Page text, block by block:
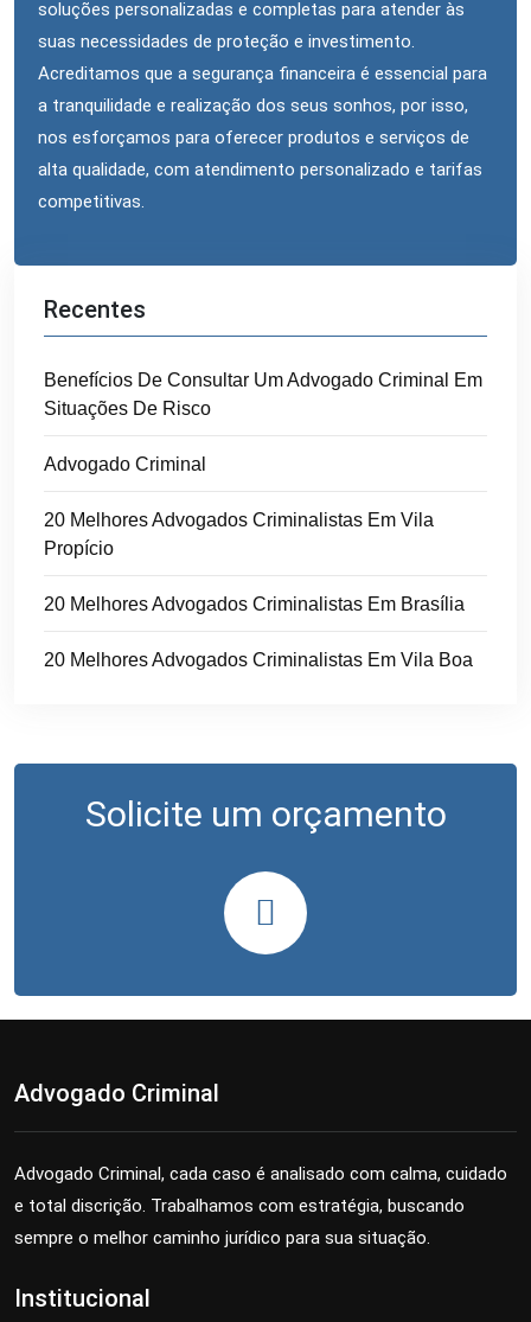
soluções personalizadas e completas para atender às
suas necessidades de proteção e investimento.
Acreditamos que a segurança financeira é essencial para
a tranquilidade e realização dos seus sonhos, por isso,
nos esforçamos para oferecer produtos e serviços de
alta qualidade, com atendimento personalizado e tarifas
competitivas.
Recentes
Benefícios De Consultar Um Advogado Criminal Em
Situações De Risco
Advogado Criminal
20 Melhores Advogados Criminalistas Em Vila
Propício
20 Melhores Advogados Criminalistas Em Brasília
20 Melhores Advogados Criminalistas Em Vila Boa
Solicite um orçamento
Advogado Criminal
Advogado Criminal, cada caso é analisado com calma, cuidado
e total discrição. Trabalhamos com estratégia, buscando
sempre o melhor caminho jurídico para sua situação.
Institucional